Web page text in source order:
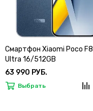
Смартфон Xiaomi Poco F8
Ultra 16/512GB
63 990 РУБ.
Выбрать